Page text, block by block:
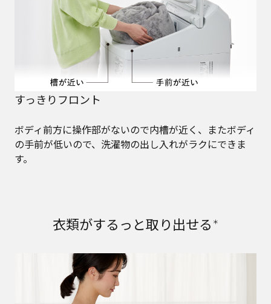
すっきりフロント
ボディ前方に操作部がないので内槽が近く、またボディ
の手前が低いので、洗濯物の出し入れがラクにできま
す。
衣類がするっと取り出せる ＊